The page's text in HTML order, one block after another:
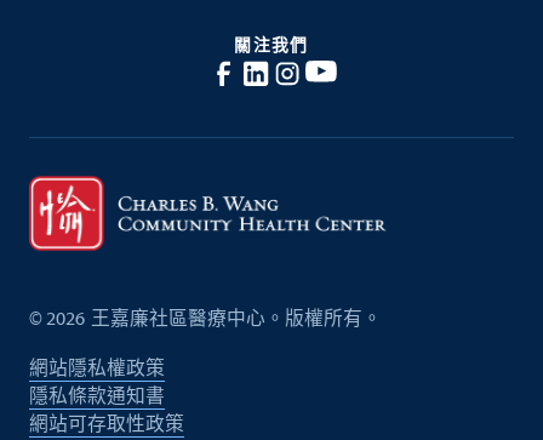
關注我們
© 2026 王嘉廉社區醫療中心。版權所有。
網站隱私權政策
隱私條款通知書
網站可存取性政策